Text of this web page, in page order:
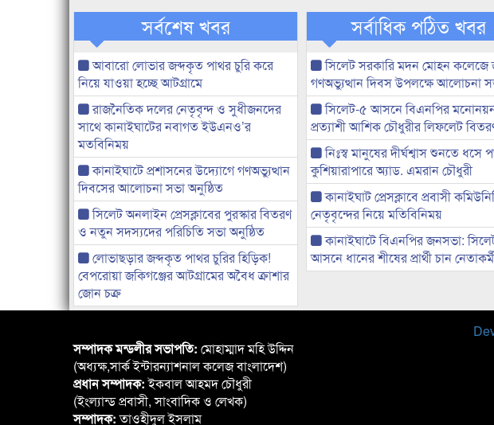
সর্বশেষ খবর
আবারো লোভার জব্দকৃত পাথর চুরি করে
নিয়ে যাওয়া হচ্ছে আটগ্রামে
রাজনৈতিক দলের নেতৃবৃন্দ ও সুধীজনদের
সাথে কানাইঘাটের নবাগত ইউএনও’র
মতবিনিময়
কানাইঘাটে প্রশাসনের উদ্যোগে গণঅভ্যুত্থান
দিবসের আলোচনা সভা অনুষ্ঠিত
সিলেট অনলাইন প্রেসক্লাবের পুরস্কার বিতরণ
ও নতুন সদস্যদের পরিচিতি সভা অনুষ্ঠিত
লোভাছড়ার জব্দকৃত পাথর চুরির হিড়িক!
বেপরোয়া জকিগঞ্জের আটগ্রামের অবৈধ ক্রাশার
জোন চক্র
সর্বাধিক পঠিত খবর
সিলেট সরকারি মদন মোহন কলেজে
গণঅভ্যুত্থান দিবস উপলক্ষে আলোচনা
সিলেট-৫ আসনে বিএনপির
প্রত্যাশী আশিক চৌধুরীর লিফলেট
নিঃস্ব মানুষের দীর্ঘশ্বাস শুনতে ধসে
কুশিয়ারাপারে অ্যাড. এমরান চৌধুরী
কানাইঘাট প্রেসক্লাবে প্রবাসী
নেতৃবৃন্দের নিয়ে মতিবিনিময়
কানাইঘাটে বিএনপির জনসভা:
আসনে ধানের শীষের প্রার্থী চান
সম্পাদক মন্ডলীর সভাপতি: মোহাম্মাদ মহি উদ্দিন
(অধ্যক্ষ,সার্ক ইন্টারন্যাশনাল কলেজ বাংলাদেশ)
প্রধান সম্পাদক:ইকবাল আহমদ চৌধুরী
(ইংল্যান্ড প্রবাসী, সাংবাদিক ও লেখক)
সম্পাদক:তাওহীদুল ইসলাম